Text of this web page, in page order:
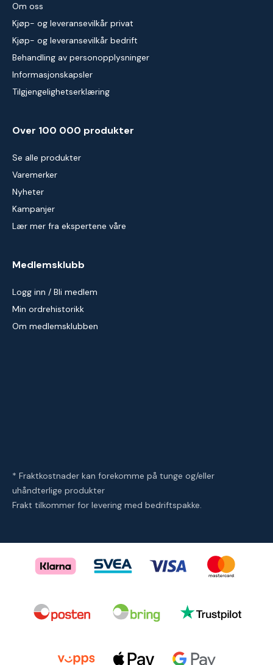
Om oss
Kjøp- og leveransevilkår privat
Kjøp- og leveransevilkår bedrift
Behandling av personopplysninger
Informasjonskapsler
Tilgjengelighetserklæring
Over 100 000 produkter
Se alle produkter
Varemerker
Nyheter
Kampanjer
Lær mer fra ekspertene våre
Medlemsklubb
Logg inn / Bli medlem
Min ordrehistorikk
Om medlemsklubben
* Fraktkostnader kan forekomme på tunge og/eller
uhåndterlige produkter
Frakt tilkommer for levering med bedriftspakke.